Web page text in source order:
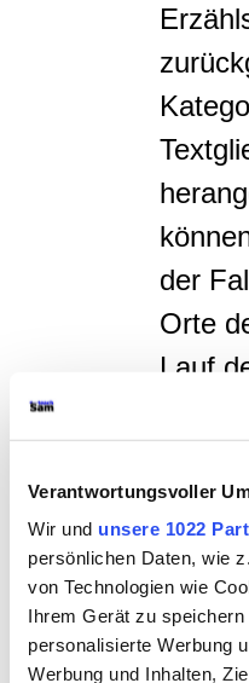
Verantwortungsvoller
Wir und unsere 1022
persönlichen Daten, wie
von Technologien wie
Ihrem Gerät zu
personalisierte Werbung
Werbung und Inhalten,
der
Orte
Lauf
der